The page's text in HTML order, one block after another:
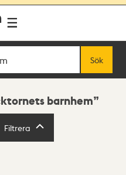
Sök
barnhem
Filtrera